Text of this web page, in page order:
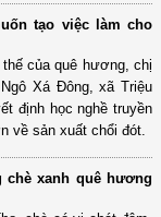
tạo việc làm cho
của quê hương, chị
Xá Đông, xã Triệu
định học nghề truyền
về sản xuất chổi đót.
xanh quê hương